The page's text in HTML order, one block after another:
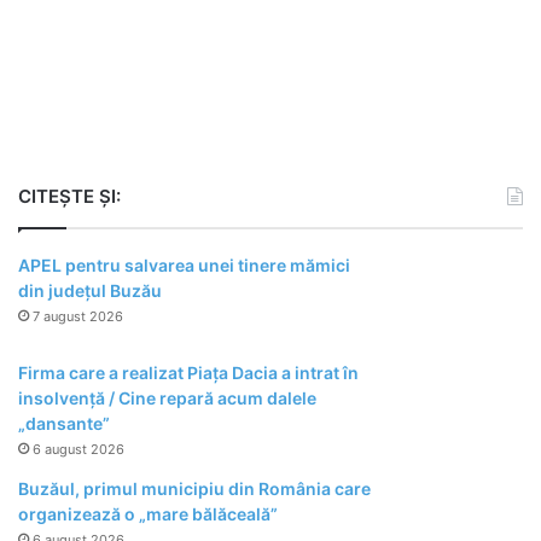
CITEȘTE ȘI:
APEL pentru salvarea unei tinere mămici
din județul Buzău
7 august 2026
Firma care a realizat Piața Dacia a intrat în
insolvență / Cine repară acum dalele
„dansante”
6 august 2026
Buzăul, primul municipiu din România care
organizează o „mare bălăceală”